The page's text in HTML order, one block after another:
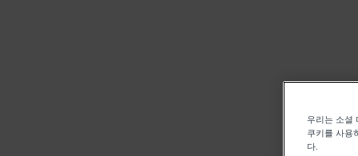
우리는 소셜
쿠키를 사용
다.